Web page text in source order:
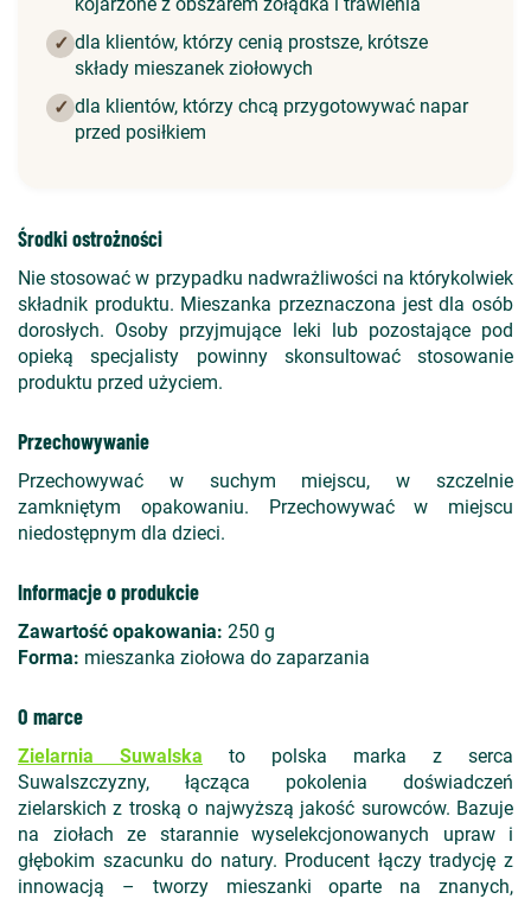
✓ dla klientów, którzy cenią prostsze, krótsze
składy mieszanek ziołowych
✓ dla klientów, którzy chcą przygotowywać napar
przed posiłkiem
Środki ostrożności
Nie stosować w przypadku nadwrażliwości na którykolwiek
składnik produktu. Mieszanka przeznaczona jest dla osób
dorosłych. Osoby przyjmujące leki lub pozostające pod
opieką specjalisty powinny skonsultować stosowanie
produktu przed użyciem.
Przechowywanie
Przechowywać w suchym miejscu, w szczelnie
zamkniętym opakowaniu. Przechowywać w miejscu
niedostępnym dla dzieci.
Informacje o produkcie
Zawartość opakowania: 250 g
Forma: mieszanka ziołowa do zaparzania
O marce
Zielarnia Suwalska to polska marka z serca
Suwalszczyzny, łącząca pokolenia doświadczeń
zielarskich z troską o najwyższą jakość surowców. Bazuje
na ziołach ze starannie wyselekcjonowanych upraw i
głębokim szacunku do natury. Producent łączy tradycję z
innowacją – tworzy mieszanki oparte na znanych,